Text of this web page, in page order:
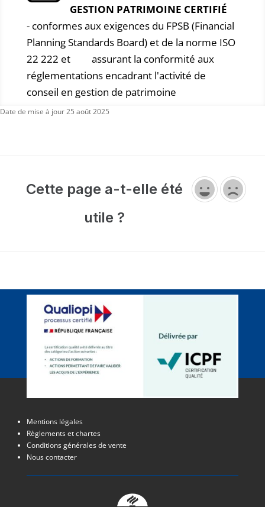
GESTION PATRIMOINE CERTIFIÉ
- conformes aux exigences du FPSB (Financial
Planning Standards Board) et de la norme ISO
22 222 et assurant la conformité aux
réglementations encadrant l'activité de
conseil en gestion de patrimoine
Date de mise à jour 25 août 2025
Cette page a-t-elle été
utile ?
Mentions légales
Règlements et chartes
Conditions générales de vente
Nous contacter